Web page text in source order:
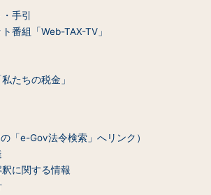
手引
番組「Web-TAX-TV」
たちの税金」
「e-Gov法令検索」へリンク）
に関する情報